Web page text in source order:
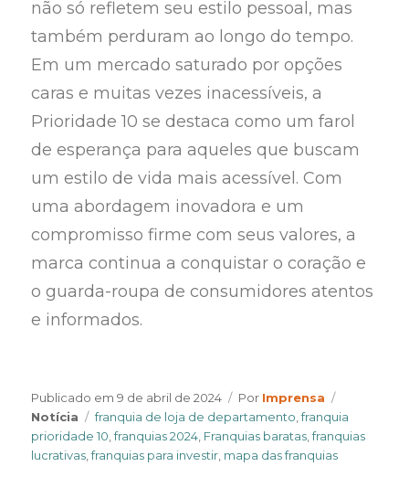
não só refletem seu estilo pessoal, mas
também perduram ao longo do tempo.
Em um mercado saturado por opções
caras e muitas vezes inacessíveis, a
Prioridade 10 se destaca como um farol
de esperança para aqueles que buscam
um estilo de vida mais acessível. Com
uma abordagem inovadora e um
compromisso firme com seus valores, a
marca continua a conquistar o coração e
o guarda-roupa de consumidores atentos
e informados.
Publicado em9 de abril de 2024 Por Author
Imprensa
Notícia
Tags
franquia de loja de departamento,franquia
prioridade 10,franquias 2024, Franquias baratas,franquias
lucrativas,franquias para investir, mapa das franquias